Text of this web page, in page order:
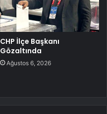
CHP İlçe Başkanı
Gözaltında
Ağustos 6, 2026